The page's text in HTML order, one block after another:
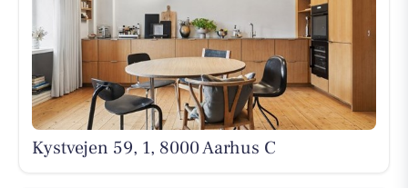
Kystvejen 59, 1, 8000 Aarhus C